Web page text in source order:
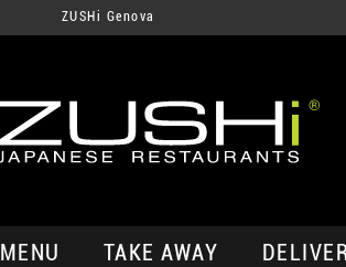
ZUSHi Genova
MENU TAKE AWAY